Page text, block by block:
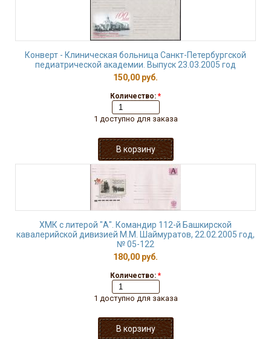
Конверт - Клиническая больница Санкт-Петербургской
педиатрической академии. Выпуск 23.03.2005 год
150,00 руб.
Количество: *
1 доступно для заказа
ХМК с литерой "А". Командир 112-й Башкирской
кавалерийской дивизией М.М. Шаймуратов, 22.02.2005 год,
№ 05-122
180,00 руб.
Количество: *
1 доступно для заказа